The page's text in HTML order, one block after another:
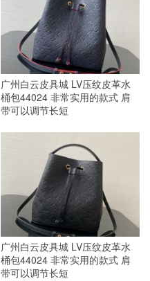
广州白云皮具城 LV压纹皮革水
桶包44024 非常实用的款式 肩
带可以调节长短
广州白云皮具城 LV压纹皮革水
桶包44024 非常实用的款式 肩
带可以调节长短